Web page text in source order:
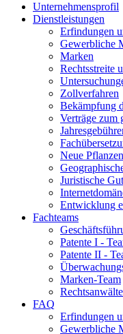
Unternehmensprofil
Dienstleistungen
Erfindungen
Gewerbliche
Marken
Rechtsstreite
Zollverfahren
Bekämpfung
Verträge zum
Neue
Juristische
Entwicklung
Fachteams
Patente I -
Patente II -
Marken-Team
FAQ
Erfindungen
Gewerbliche